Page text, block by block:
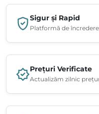
Sigur și Rapid
Platformă de
Prețuri Verificate
Actualizăm zilnic